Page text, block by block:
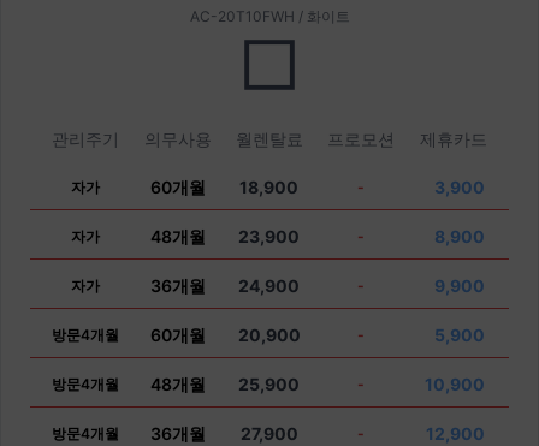
AC-20T10FWH / 화이트
관리주기 의무사용 월렌탈료 프로모션 제휴카드
자가 60개월 18,900 - 3,900
자가 48개월 23,900 - 8,900
자가 36개월 24,900 - 9,900
방문4개월 60개월 20,900 - 5,900
방문4개월 48개월 25,900 - 10,900
방문4개월 36개월 27,900 - 12,900